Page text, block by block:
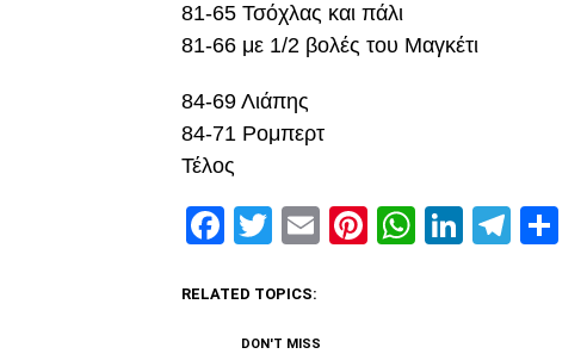
81-65 Τσόχλας και πάλι
81-66 με 1/2 βολές του Μαγκέτι
84-69 Λιάπης
84-71 Ρομπερτ
Τέλος
Facebook
Twitter
EmailPinterest
WhatsApp
LinkedIn
RELATED TOPICS:
DON'T MISS